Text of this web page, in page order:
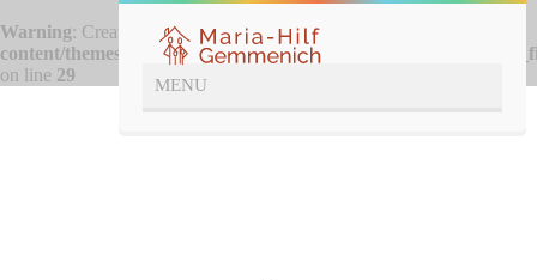
Warning: Creating default object from empty value in
content/themes/babykids/framework/ReduxCore/inc/
on line 29